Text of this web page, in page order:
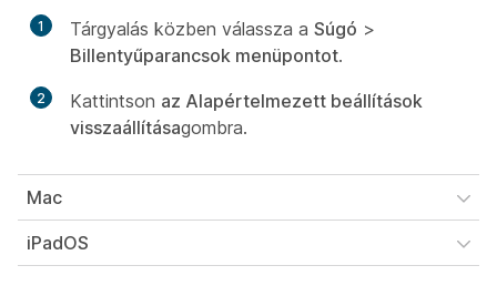
1 Tárgyalás közben válassza a Súgó >
Billentyűparancsok menüpontot.
2 Kattintson az Alapértelmezett beállítások
visszaállításagombra.
Mac
iPadOS